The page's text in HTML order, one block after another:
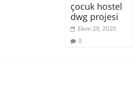
çocuk hostel
dwg projesi
Ekim 29, 2020
0